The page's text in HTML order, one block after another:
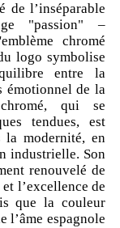
de l’inséparable
"passion" –
chromé
logo symbolise
entre la
émotionnel de la
qui se
tendues, est
la modernité, en
industrielle. Son
renouvelé de
l’excellence de
que la couleur
l’âme espagnole